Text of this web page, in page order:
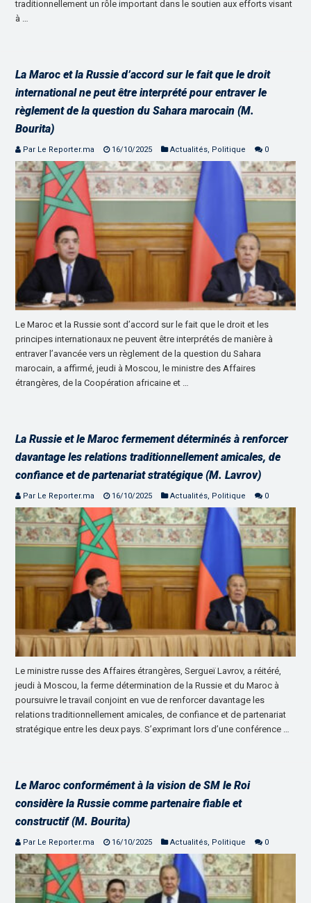
traditionnellement un rôle important dans le soutien aux efforts visant
à …
La Maroc et la Russie d’accord sur le fait que le droit
international ne peut être interprété pour entraver le
règlement de la question du Sahara marocain (M.
Bourita)
Par Le Reporter.ma 16/10/2025 Actualités, Politique 0
Le Maroc et la Russie sont d’accord sur le fait que le droit et les
principes internationaux ne peuvent être interprétés de manière à
entraver l’avancée vers un règlement de la question du Sahara
marocain, a affirmé, jeudi à Moscou, le ministre des Affaires
étrangères, de la Coopération africaine et …
La Russie et le Maroc fermement déterminés à renforcer
davantage les relations traditionnellement amicales, de
confiance et de partenariat stratégique (M. Lavrov)
Par Le Reporter.ma 16/10/2025 Actualités, Politique 0
Le ministre russe des Affaires étrangères, Sergueï Lavrov, a réitéré,
jeudi à Moscou, la ferme détermination de la Russie et du Maroc à
poursuivre le travail conjoint en vue de renforcer davantage les
relations traditionnellement amicales, de confiance et de partenariat
stratégique entre les deux pays. S’exprimant lors d’une conférence …
Le Maroc conformément à la vision de SM le Roi
considère la Russie comme partenaire fiable et
constructif (M. Bourita)
Par Le Reporter.ma 16/10/2025 Actualités, Politique 0